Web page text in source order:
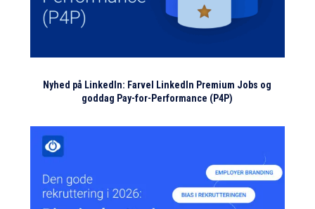
Nyhed på LinkedIn: Farvel LinkedIn Premium Jobs og
goddag Pay-for-Performance (P4P)